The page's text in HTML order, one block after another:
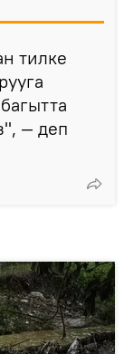
тилке
— деп